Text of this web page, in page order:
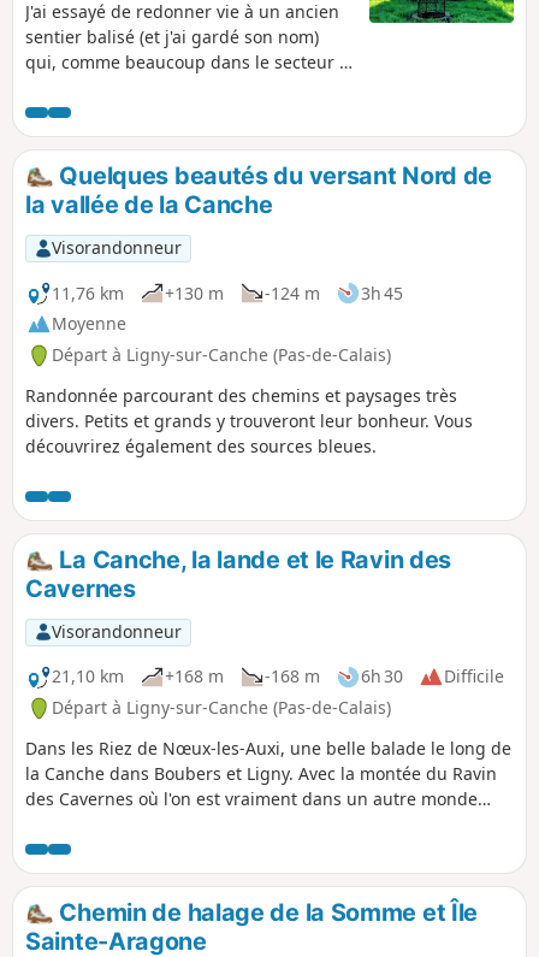
J'ai essayé de redonner vie à un ancien
sentier balisé (et j'ai gardé son nom)
qui, comme beaucoup dans le secteur a
Somme semble assez peu efficace et en
plus, est injoignable). C'est un parcours
quasiment sans route, mais la traversée
de la Forêt de Lucheux est très difficile
car beaucoup de sentiers sont défoncés.
Heureusement, le balisage GR® y est
correct. Donc parcours difficile, voire
très difficile après les pluies : correct le
19 avril 2026 à part bien sûr la traversée
de la forêt où le "chemin" est chaotique.
Quelques beautés du versant Nord de
la vallée de la Canche
Visorandonneur
11,76 km
+130 m -124 m
3h 45
Moyenne
Départ à Ligny-sur-Canche (Pas-de-Calais)
Randonnée parcourant des chemins et paysages très
divers. Petits et grands y trouveront leur bonheur. Vous
découvrirez également des sources bleues.
La Canche, la lande et le Ravin des
Cavernes
Visorandonneur
21,10 km
+168 m -168 m 6h 30
Difficile
Départ à Ligny-sur-Canche (Pas-de-Calais)
Dans les Riez de Nœux-les-Auxi, une belle balade le long de
la Canche dans Boubers et Ligny. Avec la montée du Ravin
des Cavernes où l'on est vraiment dans un autre monde
devenant très difficile en période humide dans le riez et le
ravin.
Chemin de halage de la Somme et Île
Sainte-Aragone